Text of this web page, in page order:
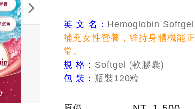
英 文 名： Hemoglobin Softgel
補充女性營養，維持身體機能正
常。
規 格： Softgel (軟膠囊)
包 裝： 瓶裝120粒